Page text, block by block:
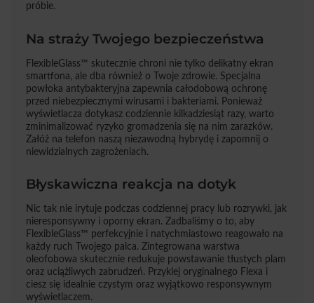
próbie.
Na straży Twojego bezpieczeństwa
FlexibleGlass™ skutecznie chroni nie tylko delikatny ekran
smartfona, ale dba również o Twoje zdrowie. Specjalna
powłoka antybakteryjna zapewnia całodobową ochronę
przed niebezpiecznymi wirusami i bakteriami. Ponieważ
wyświetlacza dotykasz codziennie kilkadziesiąt razy, warto
zminimalizować ryzyko gromadzenia się na nim zarazków.
Załóż na telefon naszą niezawodną hybrydę i zapomnij o
niewidzialnych zagrożeniach.
Błyskawiczna reakcja na dotyk
Nic tak nie irytuje podczas codziennej pracy lub rozrywki, jak
nieresponsywny i oporny ekran. Zadbaliśmy o to, aby
FlexibleGlass™ perfekcyjnie i natychmiastowo reagowało na
każdy ruch Twojego palca. Zintegrowana warstwa
oleofobowa skutecznie redukuje powstawanie tłustych plam
oraz uciążliwych zabrudzeń. Przyklej oryginalnego Flexa i
ciesz się idealnie czystym oraz wyjątkowo responsywnym
wyświetlaczem.